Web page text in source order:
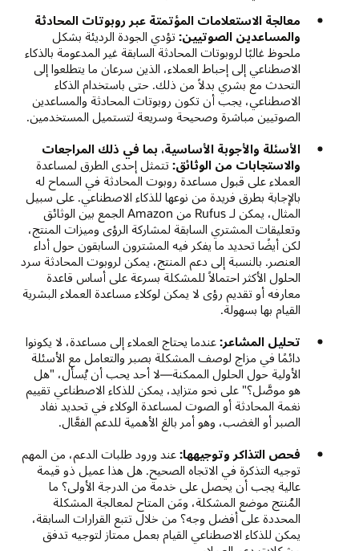
معالجة الاستعلامات المؤتمتة عبر روبوتات المحادثة
والمساعدين الصوتيين: تؤدي الجودة الرديئة بشكل
ملحوظ غالبًا لروبوتات المحادثة السابقة غير المدعومة بالذكاء
الاصطناعي إلى إحباط العملاء، الذين سرعان ما يتطلعوا إلى
التحدث مع بشري بدلاً من ذلك. حتى باستخدام الذكاء
الاصطناعي، يجب أن تكون روبوتات المحادثة والمساعدين
الصوتيين مباشرة وصحيحة وسريعة لتستميل المستخدمين.
الأسئلة والأجوبة الأساسية، بما في ذلك المراجعات
والاستجابات من الوثائق: تتمثل إحدى الطرق لمساعدة
العملاء على قبول مساعدة روبوت المحادثة في السماح له
بالإجابة بطرق فريدة من نوعها للذكاء الاصطناعي. على سبيل
المثال، يمكن لـ Rufus من Amazon الجمع بين الوثائق
وتعليقات المشتري السابقة لمشاركة الرؤى وميزات المنتج،
لكن أيضًا تحديد ما يفكر فيه المشترون السابقون حول أداء
العنصر. بالنسبة إلى دعم المنتج، يمكن لروبوت المحادثة سرد
الحلول الأكثر احتمالاً للمشكلة بسرعة على أساس قاعدة
معارفه أو تقديم رؤى لا يمكن لوكلاء مساعدة العملاء البشرية
القيام بها بسهولة.
تحليل المشاعر: عندما يحتاج العملاء إلى مساعدة، لا يكونوا
دائمًا في مزاج لوصف المشكلة بصبر والتعامل مع الأسئلة
الأولية حول الحلول الممكنة—لا أحد يحب أن يُسأل، "هل
هو موصَّل؟" على نحو متزايد، يمكن للذكاء الاصطناعي تقييم
نغمة المحادثة أو الصوت لمساعدة الوكلاء في تحديد نفاد
الصبر أو الغضب، وهو أمر بالغ الأهمية للدعم الفعَّال.
فحص التذاكر وتوجيهها: عند ورود طلبات الدعم، من المهم
توجيه التذكرة في الاتجاه الصحيح. هل هذا عميل ذو قيمة
عالية يجب أن يحصل على خدمة من الدرجة الأولى؟ ما
المُنتج موضع المشكلة، ومَن المتاح لمعالجة المشكلة
المحددة على أفضل وجه؟ من خلال تتبع القرارات السابقة،
يمكن للذكاء الاصطناعي القيام بعمل ممتاز لتوجيه تدفق